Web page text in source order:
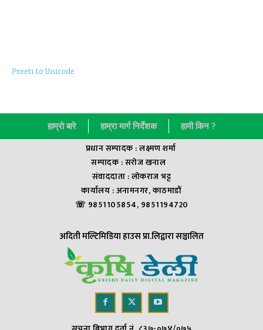
Preeti to Unicode
हाम्राे बारे हाम्रा मार्ग निर्देशक हामी किन ?
प्रधान सम्पादक : लक्ष्मण शर्मा
सम्पादक : सराेज खनाल
संवाददाता : लाेकराज भट्ट
कार्यालय : अनामनगर, काठमाडौं
☏ 9851105854, 9851194720
अदिती मल्टिमिडिया हाउस प्रा.लिद्वारा सञ्चालित